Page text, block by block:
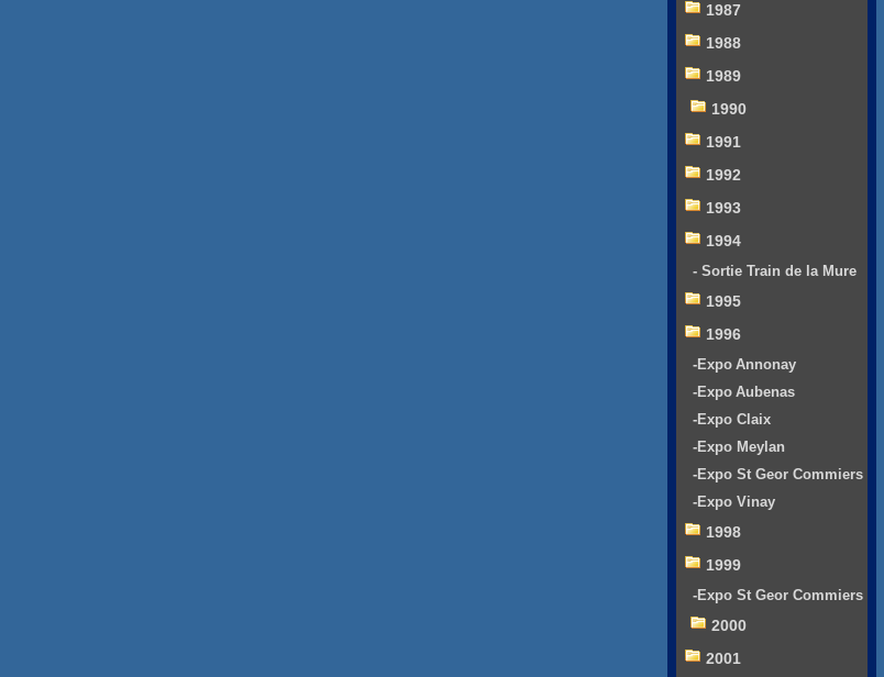
1987
1988
1989
1990
1991
1992
1993
1994
- Sortie Train de la Mure
1995
1996
-Expo Annonay
-Expo Aubenas
-Expo Claix
-Expo Meylan
-Expo St Geor Commiers
-Expo Vinay
1998
1999
-Expo St Geor Commiers
2000
2001